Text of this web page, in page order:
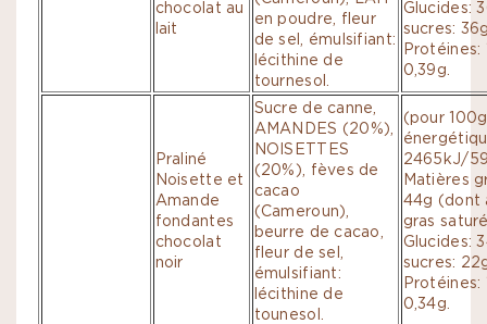
chocolat au
lait
en poudre, fleur
de sel, émulsifiant:
lécithine de
tournesol.
Glucides:
sucres:
Protéines:
0,39g.
Praliné
Noisette et
Amande
fondantes
chocolat
noir
Sucre de canne,
AMANDES (20%),
NOISETTES
(20%), fèves de
cacao
(Cameroun),
beurre de cacao,
fleur de sel,
émulsifiant:
lécithine de
tounesol.
(pour
2465kJ/
Matières
44g (dont
gras
Glucides:
sucres:
Protéines:
0,34g.